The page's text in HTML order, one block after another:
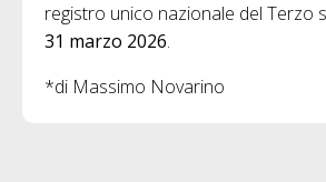
registro unico nazionale del Terzo
31 marzo 2026.
*di Massimo Novarino